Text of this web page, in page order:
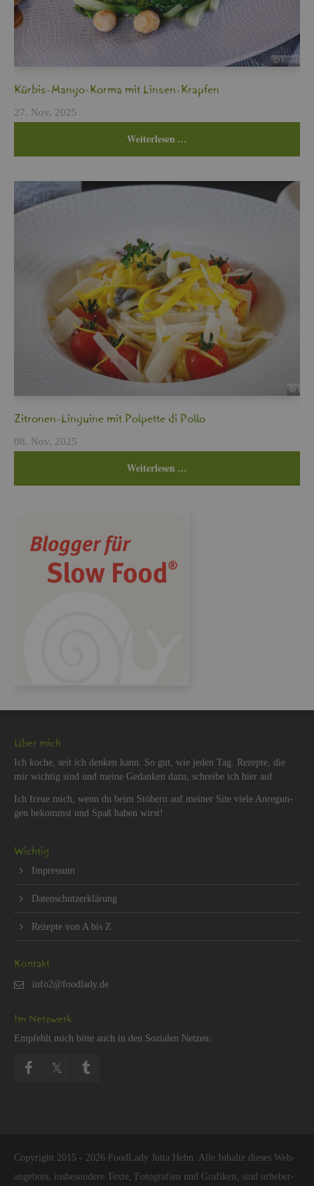
Kür­bis-Mango-Korma mit Lin­sen-Krap­fen
27. Nov, 2025
Wei­ter­le­sen …
Zi­tro­nen-Lin­gui­ne mit Pol­pet­te di Pollo
08. Nov, 2025
Wei­ter­le­sen …
Über mich
Ich koche, seit ich den­ken kann. So gut, wie jeden Tag. Re­zep­te, die
mir wich­tig sind und meine Ge­dan­ken dazu, schrei­be ich hier auf.
Ich freue mich, wenn du beim Stö­bern auf mei­ner Site viele An­re­gun­
gen be­kommst und Spaß haben wirst!
Wich­tig
Im­pres­sum
Da­ten­schut­z­er­klä­rung
Re­zep­te von A bis Z
Kon­takt
Im Netz­werk
Emp­fehlt mich bitte auch in den So­zia­len Net­zen:
Co­py­right 2015 - 2026 Food­La­dy Jutta Hehn. Alle In­hal­te die­ses Web­
an­ge­bots, ins­be­son­de­re Texte, Fo­to­gra­fi­en und Gra­fi­ken, sind ur­he­ber­